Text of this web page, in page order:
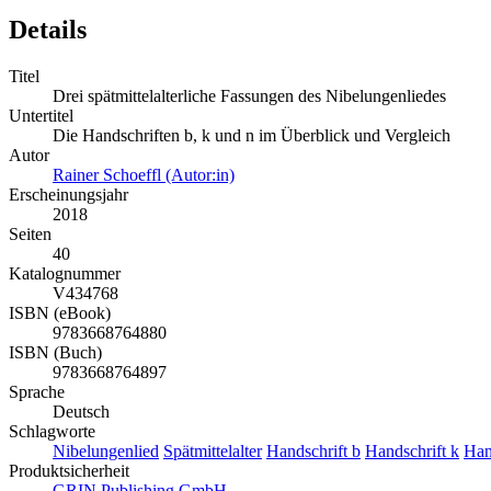
Details
Titel
Drei spätmittelalterliche Fassungen des Nibelungenliedes
Untertitel
Die Handschriften b, k und n im Überblick und Vergleich
Autor
Rainer Schoeffl (Autor:in)
Erscheinungsjahr
2018
Seiten
40
Katalognummer
V434768
ISBN (eBook)
9783668764880
ISBN (Buch)
9783668764897
Sprache
Deutsch
Schlagworte
Nibelungenlied Spätmittelalter Handschrift b Handschrift k
Produktsicherheit